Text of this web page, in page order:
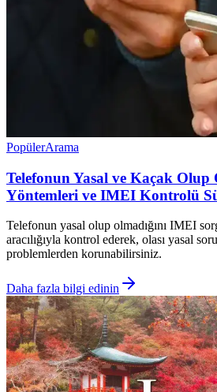
PopülerArama
Telefonun Yasal ve Kaçak Olup
Yöntemleri ve IMEI Kontrolü
Telefonun yasal olup olmadığını IMEI
aracılığıyla kontrol ederek, olası yasal
problemlerden korunabilirsiniz.
Daha fazla bilgi edinin